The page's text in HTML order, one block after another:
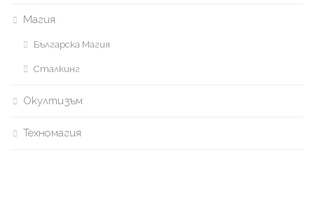
Магия
Българска Магия
Сталкинг
Окултизъм
Техномагия